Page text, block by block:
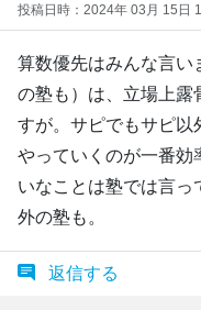
投稿日時：2024年 03月 15日
算数優先はみんな言い
の塾も）は、立場上露
すが。サピでもサピ以
やっていくのが一番効
いなことは塾では言っ
外の塾も。
返信する